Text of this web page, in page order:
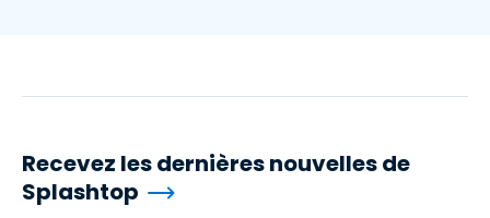
Recevez les dernières nouvelles de
Splashtop